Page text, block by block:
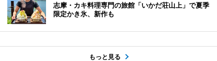
志摩・カキ料理専門の旅館「いかだ荘山上」で夏季
限定かき氷、新作も
もっと見る